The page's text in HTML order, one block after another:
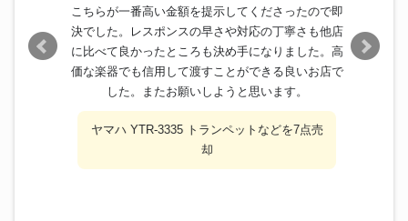
こちらが一番高い金額を提示してくださったので即
決でした。レスポンスの早さや対応の丁寧さも他店
に比べて良かったところも決め手になりました。高
価な楽器でも信用して渡すことができる良いお店で
した。またお願いしようと思います。
ヤマハ YTR-3335 トランペットなどを7点売
却